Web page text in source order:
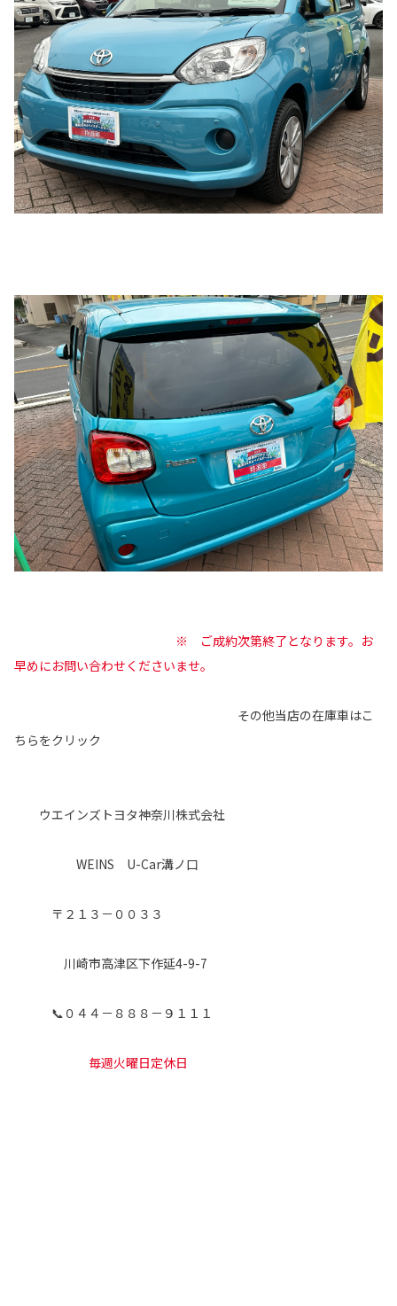
※ ご成約次第終了となります。お
早めにお問い合わせくださいませ。
その他当店の在庫車はこ
ちらをクリック
ウエインズトヨタ神奈川株式会社
WEINS U-Car溝ノ口
〒２１３－００３３
川崎市高津区下作延4-9-7
📞０４４－８８８－９１１１
毎週火曜日定休日